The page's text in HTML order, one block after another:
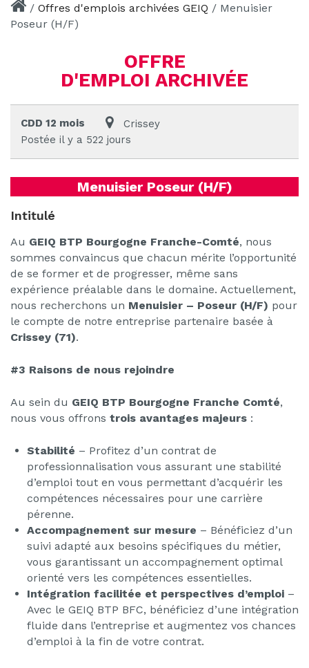
/ Offres d'emplois archivées GEIQ / Menuisier
Poseur (H/F)
OFFRE
D'EMPLOI ARCHIVÉE
CDD 12 mois
Crissey
Postée il y a 522 jours
Menuisier Poseur (H/F)
Intitulé
Au GEIQ BTP Bourgogne Franche-Comté, nous
sommes convaincus que chacun mérite l’opportunité
de se former et de progresser, même sans
expérience préalable dans le domaine. Actuellement,
nous recherchons un Menuisier – Poseur (H/F) pour
le compte de notre entreprise partenaire basée à
Crissey (71).
#3 Raisons de nous rejoindre
Au sein du GEIQ BTP Bourgogne Franche Comté,
nous vous offrons trois avantages majeurs :
Stabilité – Profitez d’un contrat de
professionnalisation vous assurant une stabilité
d’emploi tout en vous permettant d’acquérir les
compétences nécessaires pour une carrière
pérenne.
Accompagnement sur mesure – Bénéficiez d’un
suivi adapté aux besoins spécifiques du métier,
vous garantissant un accompagnement optimal
orienté vers les compétences essentielles.
Intégration facilitée et perspectives d’emploi –
Avec le GEIQ BTP BFC, bénéficiez d’une intégration
fluide dans l’entreprise et augmentez vos chances
d’emploi à la fin de votre contrat.